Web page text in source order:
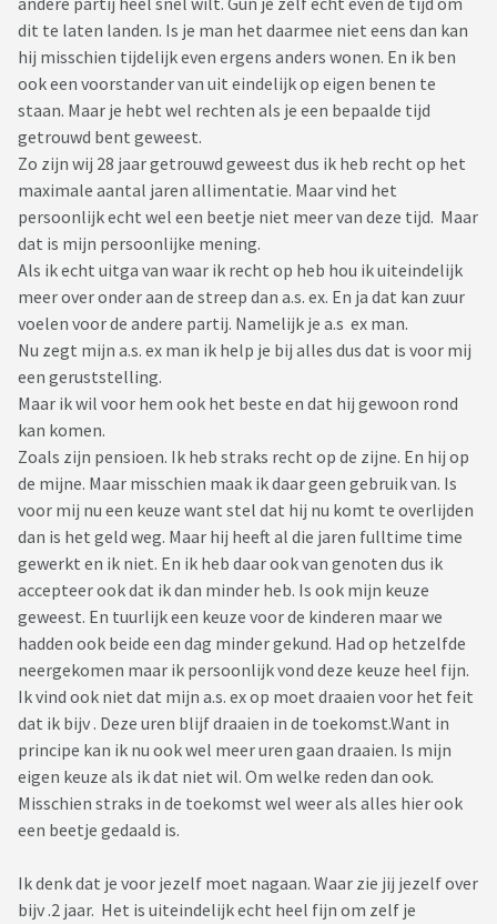
dit te laten landen. Is je man het daarmee niet eens dan kan
hij misschien tijdelijk even ergens anders wonen. En ik ben
ook een voorstander van uit eindelijk op eigen benen te
staan. Maar je hebt wel rechten als je een bepaalde tijd
getrouwd bent geweest.
Zo zijn wij 28 jaar getrouwd geweest dus ik heb recht op het
maximale aantal jaren allimentatie. Maar vind het
persoonlijk echt wel een beetje niet meer van deze tijd. Maar
dat is mijn persoonlijke mening.
Als ik echt uitga van waar ik recht op heb hou ik uiteindelijk
meer over onder aan de streep dan a.s. ex. En ja dat kan zuur
voelen voor de andere partij. Namelijk je a.s ex man.
Nu zegt mijn a.s. ex man ik help je bij alles dus dat is voor mij
een geruststelling.
Maar ik wil voor hem ook het beste en dat hij gewoon rond
kan komen.
Zoals zijn pensioen. Ik heb straks recht op de zijne. En hij op
de mijne. Maar misschien maak ik daar geen gebruik van. Is
voor mij nu een keuze want stel dat hij nu komt te overlijden
dan is het geld weg. Maar hij heeft al die jaren fulltime time
gewerkt en ik niet. En ik heb daar ook van genoten dus ik
accepteer ook dat ik dan minder heb. Is ook mijn keuze
geweest. En tuurlijk een keuze voor de kinderen maar we
hadden ook beide een dag minder gekund. Had op hetzelfde
neergekomen maar ik persoonlijk vond deze keuze heel fijn.
Ik vind ook niet dat mijn a.s. ex op moet draaien voor het feit
dat ik bijv . Deze uren blijf draaien in de toekomst.Want in
principe kan ik nu ook wel meer uren gaan draaien. Is mijn
eigen keuze als ik dat niet wil. Om welke reden dan ook.
Misschien straks in de toekomst wel weer als alles hier ook
een beetje gedaald is.
Ik denk dat je voor jezelf moet nagaan. Waar zie jij jezelf over
bijv .2 jaar. Het is uiteindelijk echt heel fijn om zelf je